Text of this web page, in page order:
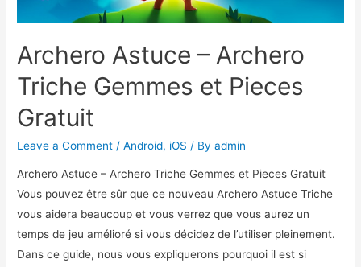
Archero Astuce – Archero
Triche Gemmes et Pieces
Gratuit
Leave a Comment /Android, iOS / Byadmin
Archero Astuce – Archero Triche Gemmes et Pieces Gratuit
Vous pouvez être sûr que ce nouveau Archero Astuce Triche
vous aidera beaucoup et vous verrez que vous aurez un
temps de jeu amélioré si vous décidez de l’utiliser pleinement.
Dans ce guide, nous vous expliquerons pourquoi il est si